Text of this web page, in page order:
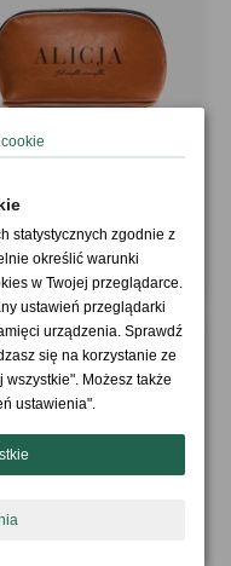
kosmetyczka z imieniem
NA URODZINY DLA NIEJ
zł
statystycznych zgodnie z
określić warunki
w Twojej przeglądarce.
ustawień przeglądarki
urządzenia. Sprawdź
się na korzystanie ze
Możesz także
ustawienia".